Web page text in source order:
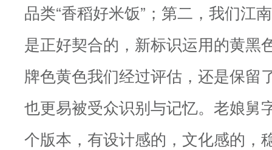
品类“香稻好米饭”；第二，我们江
是正好契合的，新标识运用的黄黑
牌色黄色我们经过评估，还是保留
也更易被受众识别与记忆。老娘舅
个版本，有设计感的，文化感的，